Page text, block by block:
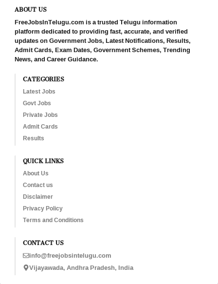
ABOUT US
FreeJobsInTelugu.com is a trusted Telugu information
platform dedicated to providing fast, accurate, and verified
updates on Government Jobs, Latest Notifications, Results,
Admit Cards, Exam Dates, Government Schemes, Trending
News, and Career Guidance.
CATEGORIES
Latest Jobs
Govt Jobs
Private Jobs
Admit Cards
Results
QUICK LINKS
About Us
Contact us
Disclaimer
Privacy Policy
Terms and Conditions
CONTACT US
info@freejobsintelugu.com
Vijayawada, Andhra Pradesh, India